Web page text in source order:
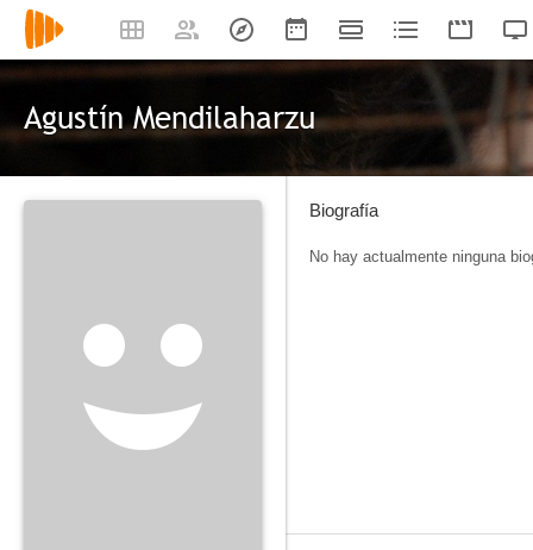
Agustín Mendilaharzu
Biografía
No hay actualmente ninguna